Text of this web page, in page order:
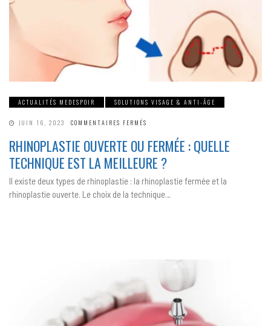
ACTUALITÉS MEDESPOIR SOLUTIONS VISAGE & ANTI-ÂGE
JUIN 16, 2023 COMMENTAIRES FERMÉS
OU
FERMÉE :
QUELLE
TECHNIQUE
LA
MEILLEURE ?
RHINOPLASTIE OUVERTE OU FERMÉE : QUELLE
TECHNIQUE EST LA MEILLEURE ?
Il existe deux types de rhinoplastie : la rhinoplastie fermée et la
rhinoplastie ouverte. Le choix de la technique…